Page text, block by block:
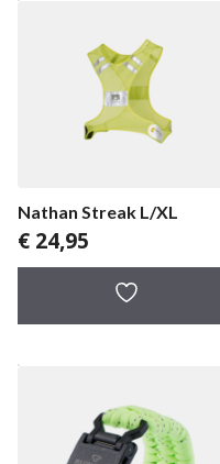
Nathan Streak L/XL
€ 24,95